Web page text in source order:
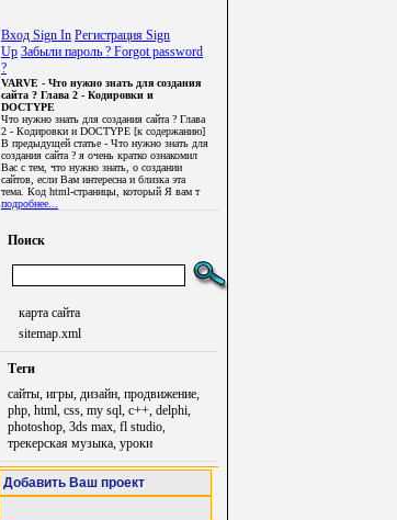
Вход Sign In Регистрация Sign
Up Забыли пароль ? Forgot password
?
VARVE - Что нужно знать для создания
сайта ? Глава 2 - Кодировки и
DOCTYPE
Что нужно знать для создания сайта ? Глава
2 - Кодировки и DOCTYPE [к содержанию]
В предыдущей статье - Что нужно знать для
создания сайта ? я очень кратко ознакомил
Вас с тем, что нужно знать, о создании
сайтов, если Вам интересна и близка эта
тема. Код html-страницы, который Я вам т
подробнее...
Поиск
карта сайта
sitemap.xml
Теги
сайты, игры, дизайн, продвижение,
php, html, css, my sql, c++, delphi,
photoshop, 3ds max, fl studio,
трекерская музыка, уроки
Добавить Ваш проект